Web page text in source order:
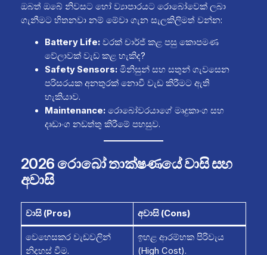
ඔබත් ඔබේ නිවසට හෝ ව්‍යාපාරයට රොබෝවෙක් ලබා
ගැනීමට හිතනවා නම් මේවා ගැන සැලකිලිමත් වන්න:
Battery Life:වරක් චාර්ජ් කළ පසු කොපමණ
වේලාවක් වැඩ කළ හැකිද?
Safety Sensors:මිනිසුන් සහ සතුන් ගැවසෙන
පරිසරයක අනතුරක් නොවී වැඩ කිරීමට ඇති
හැකියාව.
Maintenance:රොබෝවරයාගේ මෘදුකාංග සහ
දෘඩාංග නඩත්තු කිරීමේ පහසුව.
2026 රොබෝ තාක්ෂණයේ වාසි සහ
අවාසි
වාසි (Pros) අවාසි (Cons)
වෙහෙසකර වැඩවලින්
නිදහස් වීම.
ඉහළ ආරම්භක පිරිවැය
(High Cost).